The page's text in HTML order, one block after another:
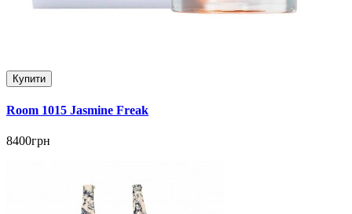
Купити
Room 1015 Jasmine Freak
8400грн